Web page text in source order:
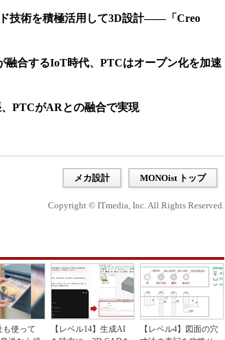
技術を積極活用して3D設計――「Creo
融合するIoT時代、PTCはオープン化を加速
PTCがARとの融合で実現
メカ設計 MONOist トップ
Copyright © ITmedia, Inc. All Rights Reserved.
も使って
【レベル14】生成AI
【レベル4】図面の穴